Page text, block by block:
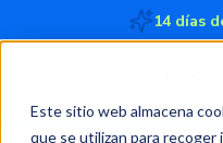
Este sitio web almacena
que se utilizan para recoger
14 días